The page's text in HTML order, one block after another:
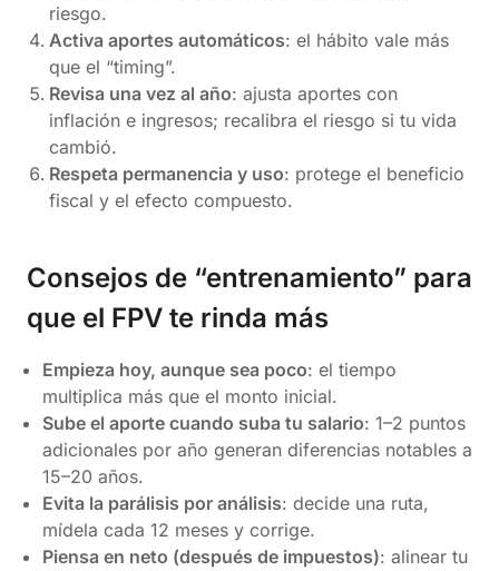
riesgo.
Activa aportes automáticos: el hábito vale más
que el “timing”.
Revisa una vez al año: ajusta aportes con
inflación e ingresos; recalibra el riesgo si tu vida
cambió.
Respeta permanencia y uso: protege el beneficio
fiscal y el efecto compuesto.
Consejos de “entrenamiento” para
que el FPV te rinda más
Empieza hoy, aunque sea poco: el tiempo
multiplica más que el monto inicial.
Sube el aporte cuando suba tu salario: 1–2 puntos
adicionales por año generan diferencias notables a
15–20 años.
Evita la parálisis por análisis: decide una ruta,
mídela cada 12 meses y corrige.
Piensa en neto (después de impuestos): alinear tu